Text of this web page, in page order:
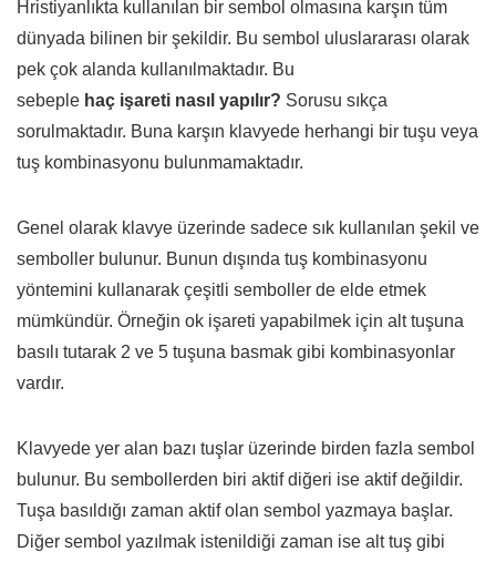
Hristiyanlıkta kullanılan bir sembol olmasına karşın tüm
dünyada bilinen bir şekildir. Bu sembol uluslararası olarak
pek çok alanda kullanılmaktadır. Bu
sebeple haç işareti nasıl yapılır? Sorusu sıkça
sorulmaktadır. Buna karşın klavyede herhangi bir tuşu veya
tuş kombinasyonu bulunmamaktadır.
Genel olarak klavye üzerinde sadece sık kullanılan şekil ve
semboller bulunur. Bunun dışında tuş kombinasyonu
yöntemini kullanarak çeşitli semboller de elde etmek
mümkündür. Örneğin ok işareti yapabilmek için alt tuşuna
basılı tutarak 2 ve 5 tuşuna basmak gibi kombinasyonlar
vardır.
Klavyede yer alan bazı tuşlar üzerinde birden fazla sembol
bulunur. Bu sembollerden biri aktif diğeri ise aktif değildir.
Tuşa basıldığı zaman aktif olan sembol yazmaya başlar.
Diğer sembol yazılmak istenildiği zaman ise alt tuş gibi